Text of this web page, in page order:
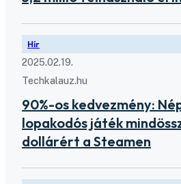
Hír
2025.02.19.
Techkalauz.hu
90%-os kedvezmény:
lopakodós játék
dollárért a Steamen